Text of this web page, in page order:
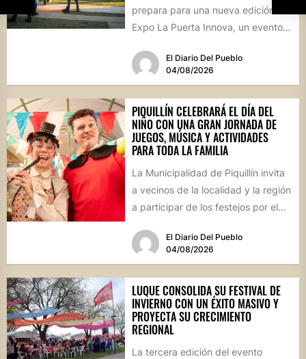
prepara para una nueva edición de
Expo La Puerta Innova, un evento
El Diario Del Pueblo
04/08/2026
PIQUILLÍN CELEBRARÁ EL DÍA DEL
NIÑO CON UNA GRAN JORNADA DE
JUEGOS, MÚSICA Y ACTIVIDADES
PARA TODA LA FAMILIA
La Municipalidad de Piquillín invita
a vecinos de la localidad y la región
a participar de los festejos por el...
El Diario Del Pueblo
04/08/2026
LUQUE CONSOLIDA SU FESTIVAL DE
INVIERNO CON UN ÉXITO MASIVO Y
PROYECTA SU CRECIMIENTO
REGIONAL
La tercera edición del evento